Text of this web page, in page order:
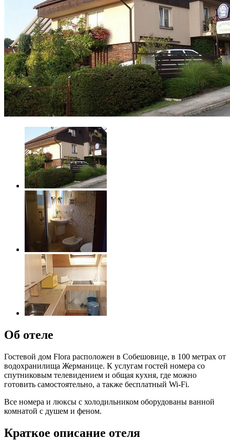
Об отеле
Гостевой дом Flora расположен в Собешовице, в 100 метрах от
водохранилища Жерманице. К услугам гостей номера со
спутниковым телевидением и общая кухня, где можно
готовить самостоятельно, а также бесплатный Wi-Fi.
Все номера и люксы c холодильником оборудованы ванной
комнатой с душем и феном.
Краткое описание отеля